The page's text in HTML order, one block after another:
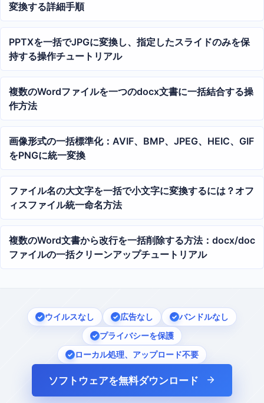
変換する詳細手順
PPTXを一括でJPGに変換し、指定したスライドのみを保
持する操作チュートリアル
複数のWordファイルを一つのdocx文書に一括結合する操
作方法
画像形式の一括標準化：AVIF、BMP、JPEG、HEIC、GIF
をPNGに統一変換
ファイル名の大文字を一括で小文字に変換するには？オフ
ィスファイル統一命名方法
複数のWord文書から改行を一括削除する方法：docx/doc
ファイルの一括クリーンアップチュートリアル
ウイルスなし 広告なし
バンドルなし
プライバシーを保護
ローカル処理、アップロード不要
ソフトウェアを無料ダウンロード